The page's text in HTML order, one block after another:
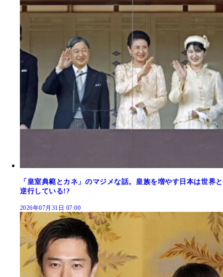
「皇室典範とカネ」のマジメな話。皇族を増やす日本は世界と
逆行している!?
2026年07月31日 07:00